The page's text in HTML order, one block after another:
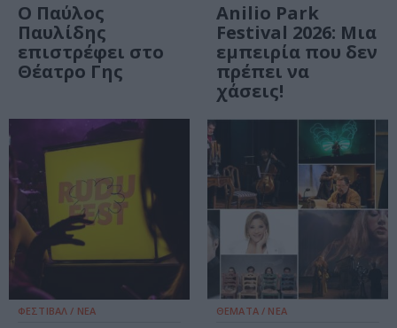
Ο Παύλος
Παυλίδης
επιστρέφει στο
Θέατρο Γης
Anilio Park
Festival 2026: Μια
εμπειρία που δεν
πρέπει να
χάσεις!
ΦΕΣΤΙΒΑΛ / ΝΕΑ ΘΕΜΑΤΑ / ΝΕΑ